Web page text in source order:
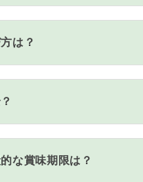
は？
な賞味期限は？